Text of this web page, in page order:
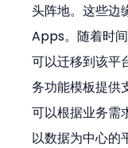
头阵地。这些
Apps。随着时
可以迁移到该平
务功能模板提供
可以根据业务需
以数据为中心的